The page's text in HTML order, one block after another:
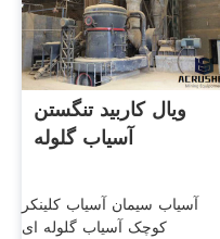
ویال کاربید تنگستن
آسیاب گلوله
آسیاب سیمان آسیاب کلینکر
کوچک آسیاب گلوله ای